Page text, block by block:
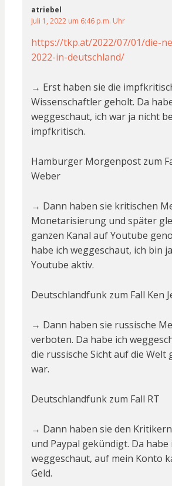
atriebel
Juli 1, 2022 um 6:46 p.m. Uhr
https://tkp.at/2022/07/01/die-
2022-in-deutschland/
→ Erst haben sie die
Wissenschaftler geholt. Da
weggeschaut, ich war ja nicht
impfkritisch.
Hamburger Morgenpost zum
Weber
→ Dann haben sie kritischen
Monetarisierung und später
ganzen Kanal auf Youtube
habe ich weggeschaut, ich bin
Youtube aktiv.
Deutschlandfunk zum Fall Ken
→ Dann haben sie russische
verboten. Da habe ich
die russische Sicht auf die Welt
war.
Deutschlandfunk zum Fall RT
→ Dann haben sie den
und Paypal gekündigt. Da habe
weggeschaut, auf mein Konto
Geld.